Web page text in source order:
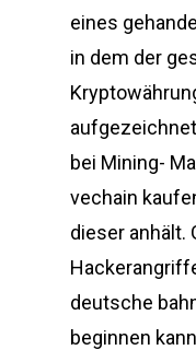
eines
in dem der
bei Mining-
vechain
dieser anhält.
deutsche
beginnen